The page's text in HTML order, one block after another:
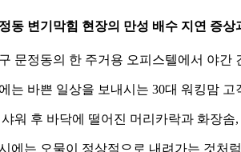
동 변기막힘 현장의 만성 배수 지연 증상
문정동의 한 주거용 오피스텔에서 야간
는 바쁜 일상을 보내시는 30대 워킹맘
워 후 바닥에 떨어진 머리카락과 화장
에는 오물이 정상적으로 내려가는 것처